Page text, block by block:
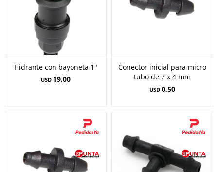
Hidrante con bayoneta 1"
USD 19,00
Conector inicial para micro
tubo de 7 x 4 mm
USD 0,50